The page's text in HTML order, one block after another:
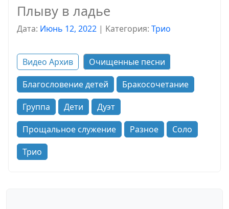
Плыву в ладье
Дата: Июнь 12, 2022 | Kатегория: Трио
Видео Архив
Очищенные песни
Благословение детей
Бракосочетание
Группа
Дети
Дуэт
Прощальное служение
Разное
Соло
Трио